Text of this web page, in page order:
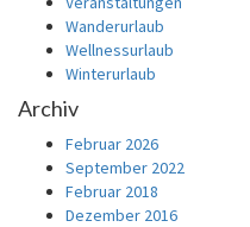
Wanderurlaub
Wellnessurlaub
Winterurlaub
Archiv
Februar 2026
September 2022
Februar 2018
Dezember 2016